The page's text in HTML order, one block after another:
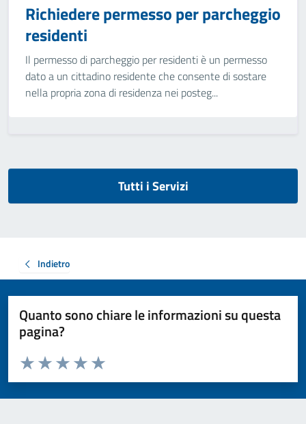
Richiedere permesso per parcheggio
residenti
Il permesso di parcheggio per residenti è un permesso
dato a un cittadino residente che consente di sostare
nella propria zona di residenza nei posteg...
Tutti i Servizi
Indietro
Quanto sono chiare le informazioni su questa
pagina?
Valuta da 1 a 5 stelle la pagina
Valuta 5 stelle su 5
Valuta 4 stelle su 5
Valuta 3 stelle su 5
Valuta 2 stelle su 5
Valuta 1 stelle su 5